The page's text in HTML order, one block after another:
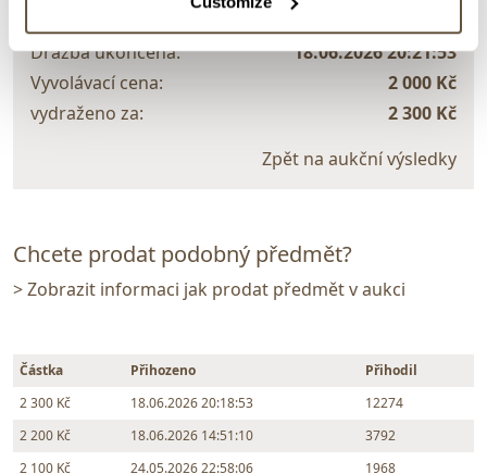
Dražba ukončena:
18.06.2026 20:21:53
Vyvolávací cena:
2 000 Kč
vydraženo za:
2 300 Kč
Zpět na aukční výsledky
Chcete prodat podobný předmět?
> Zobrazit informaci jak prodat předmět v aukci
Částka Přihozeno
Přihodil
2 300 Kč
18.06.2026 20:18:53
12274
2 200 Kč
18.06.2026 14:51:10
3792
2 100 Kč
24.05.2026 22:58:06 1968